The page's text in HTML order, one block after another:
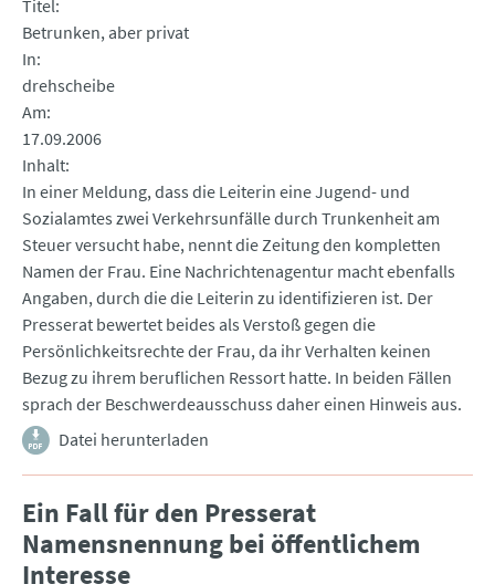
Titel
Betrunken, aber privat
In
drehscheibe
Am
17.09.2006
Inhalt
In einer Meldung, dass die Leiterin eine Jugend- und
Sozialamtes zwei Verkehrsunfälle durch Trunkenheit am
Steuer versucht habe, nennt die Zeitung den kompletten
Namen der Frau. Eine Nachrichtenagentur macht ebenfalls
Angaben, durch die die Leiterin zu identifizieren ist. Der
Presserat bewertet beides als Verstoß gegen die
Persönlichkeitsrechte der Frau, da ihr Verhalten keinen
Bezug zu ihrem beruflichen Ressort hatte. In beiden Fällen
sprach der Beschwerdeausschuss daher einen Hinweis aus.
Datei herunterladen
Ein Fall für den Presserat
Namensnennung bei öffentlichem
Interesse